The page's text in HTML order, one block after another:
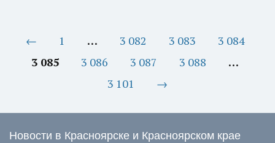
← 1 … 3 082 3 083
3 084
3 085
3 086 3 087 3 088
…
3 101
→
Новости в Красноярске и Красноярском крае